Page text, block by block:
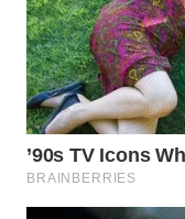
SOLO
WN
BOROBUDUR
WN
MADURA